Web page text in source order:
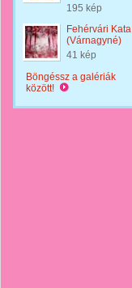
195 kép
Fehérvári Kata
(Várnagyné)
41 kép
Böngéssz a galériák
között!